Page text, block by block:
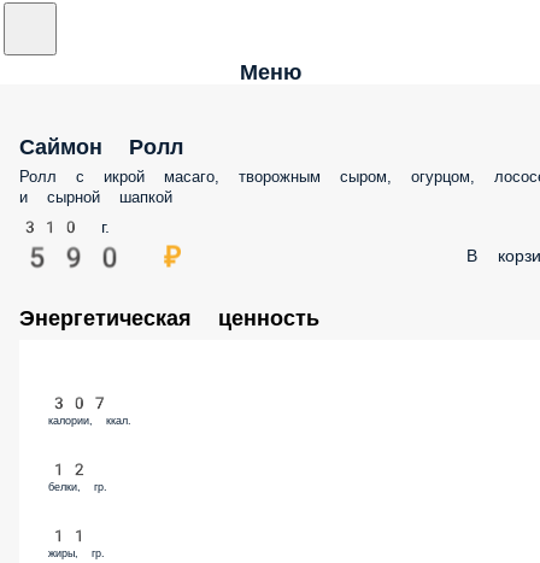
Меню
Саймон Ролл
Ролл с икрой масаго, творожным сыром, огурцом,
и сырной шапкой
310 г.
590 ₽ В
Энергетическая ценность
307
калории, ккал.
12
белки, гр.
11
жиры, гр.